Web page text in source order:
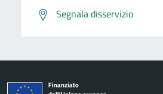
Segnala disservizio